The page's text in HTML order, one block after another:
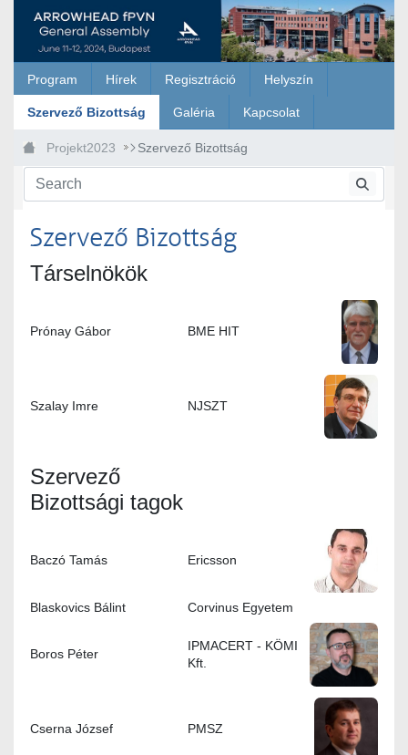
Skip to Main Content
Program Hírek Regisztráció Helyszín
Szervező Bizottság Galéria Kapcsolat
Projekt2023 Szervező Bizottság
Szervező Bizottság
Társelnökök
Prónay Gábor BME HIT
Szalay Imre NJSZT
Szervező
Bizottsági tagok
Baczó Tamás Ericsson
Blaskovics Bálint Corvinus Egyetem
Boros Péter
IPMACERT - KÖMI
Kft.
Cserna József PMSZ